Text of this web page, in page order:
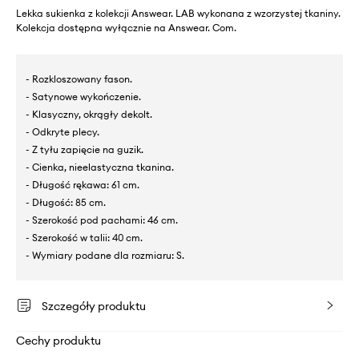
Lekka sukienka z kolekcji Answear. LAB wykonana z wzorzystej tkaniny.
Kolekcja dostępna wyłącznie na Answear. Com.
- Rozkloszowany fason.
- Satynowe wykończenie.
- Klasyczny, okrągły dekolt.
- Odkryte plecy.
- Z tyłu zapięcie na guzik.
- Cienka, nieelastyczna tkanina.
- Długość rękawa: 61 cm.
- Długość: 85 cm.
- Szerokość pod pachami: 46 cm.
- Szerokość w talii: 40 cm.
- Wymiary podane dla rozmiaru: S.
Szczegóły produktu
Cechy produktu